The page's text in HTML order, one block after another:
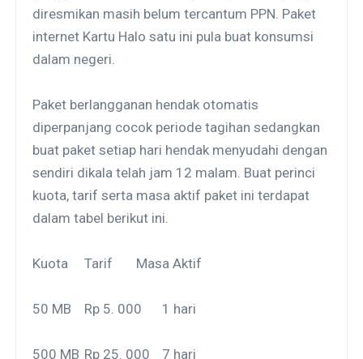
diresmikan masih belum tercantum PPN. Paket
internet Kartu Halo satu ini pula buat konsumsi
dalam negeri.
Paket berlangganan hendak otomatis
diperpanjang cocok periode tagihan sedangkan
buat paket setiap hari hendak menyudahi dengan
sendiri dikala telah jam 12 malam. Buat perinci
kuota, tarif serta masa aktif paket ini terdapat
dalam tabel berikut ini.
Kuota Tarif Masa Aktif
50 MB Rp 5. 000 1 hari
500 MB Rp 25. 000 7 hari